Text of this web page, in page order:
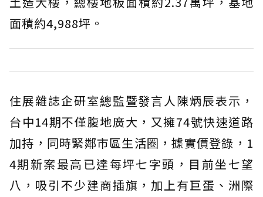
面積約4,988坪。
住展雜誌企研室總監暨發言人陳炳辰表示，
台中14期不僅腹地廣大，又擁74號快速道路
加持，同時緊鄰市區生活圈，據實價登錄，1
4期新案最高已達每坪七字頭，目前坐七望
八，吸引不少建商插旗，加上有巨蛋、洲際